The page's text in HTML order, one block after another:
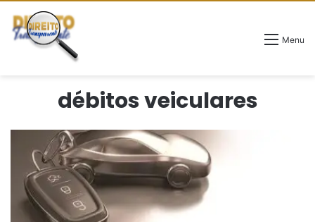
Menu
débitos veiculares